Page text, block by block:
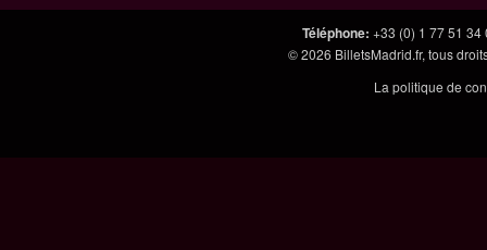
Téléphone: +33 (0) 1 77 51 34
© 2026 BilletsMadrid.fr, tous
La politique de